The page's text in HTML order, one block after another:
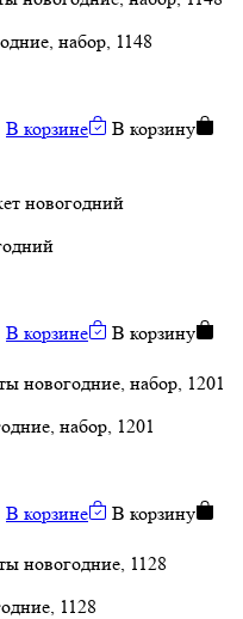
набор, 1148
В корзине В корзину
В корзине В корзину
набор, 1201
В корзине В корзину
1128